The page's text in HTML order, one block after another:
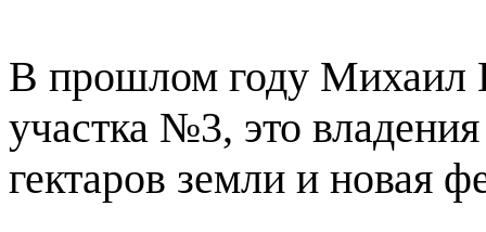
В прошлом году Михаил
участка №3, это
гектаров земли и новая